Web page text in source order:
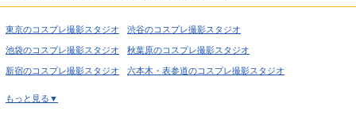
岐阜和室·古民家コスプレ撮影スタジオ 岐阜ヴィンテージ風コスプレ撮影スタジオ
岐阜カフェ·レストラン·バーコスプレ撮影スタジオ
岐阜水撮影コスプレ撮影スタジオ 岐阜キッチンスタジオコスプレ撮影スタジオ
岐阜スチームパンクコスプレ撮影スタジオ
東京のコスプレ撮影スタジオ 渋谷のコスプレ撮影スタジオ
池袋のコスプレ撮影スタジオ 秋葉原のコスプレ撮影スタジオ
新宿のコスプレ撮影スタジオ 六本木・表参道のコスプレ撮影スタジオ
もっと見る▼